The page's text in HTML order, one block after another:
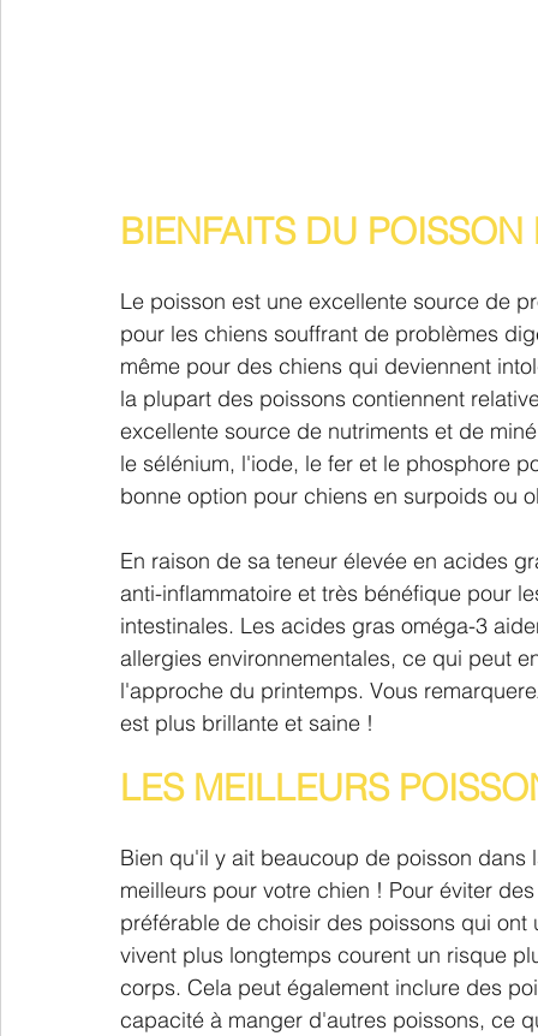
BIENFAITS DU
Le poisson est une excellente source de
pour les chiens souffrant de problèmes
même pour des chiens qui deviennent
la plupart des poissons contiennent
excellente source de nutriments et de
le sélénium, l'iode, le fer et le phosphore
bonne option pour chiens en surpoids ou
En raison de sa teneur élevée en acides
anti-inflammatoire et très bénéfique pour
intestinales. Les acides gras oméga-3
allergies environnementales, ce qui peut
l'approche du printemps. Vous
est plus brillante et saine !
LES MEILLEURS
Bien qu'il y ait beaucoup de poisson
meilleurs pour votre chien ! Pour éviter
préférable de choisir des poissons qui
vivent plus longtemps courent un risque
corps. Cela peut également inclure des
capacité à manger d'autres poissons, ce